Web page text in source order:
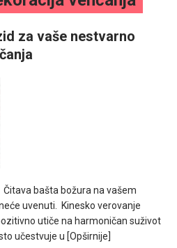
vaša druga polovina zauvek pamtiti
za vaše nestvarno
bašta božura na vašem
uvenuti. Kinesko verovanje
utiče na harmoničan suživot
učestvuje u [Opširnije]